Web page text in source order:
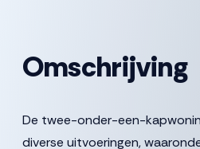
Omschrijving
De twee-onder-een-
diverse uitvoeringen,